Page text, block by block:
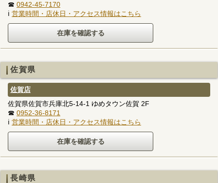
☎ 0942-45-7170
ℹ 営業時間・店休日・アクセス情報はこちら
佐賀県
佐賀店
佐賀県佐賀市兵庫北5-14-1 ゆめタウン佐賀 2F
☎ 0952-36-8171
ℹ 営業時間・店休日・アクセス情報はこちら
長崎県